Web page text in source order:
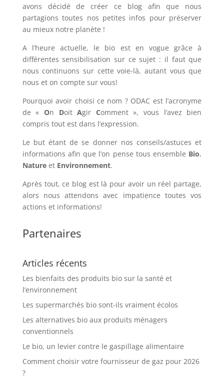
avons décidé de créer ce blog afin que nous
partagions toutes nos petites infos pour préserver
au mieux notre planète !
A l’heure actuelle, le bio est en vogue grâce à
différentes sensibilisation sur ce sujet : il faut que
nous continuons sur cette voie-là, autant vous que
nous et on compte sur vous!
Pourquoi avoir choisi ce nom ? ODAC est l’acronyme
de « On DoitAgir Comment », vous l’avez bien
compris tout est dans l’expression.
Le but étant de se donner nos conseils/astuces et
informations afin que l’on pense tous ensemble Bio,
Natureet Environnement.
Après tout, ce blog est là pour avoir un réel partage,
alors nous attendons avec impatience toutes vos
actions et informations!
Partenaires
Articles récents
Les bienfaits des produits bio sur la santé et
l’environnement
Les supermarchés bio sont-ils vraiment écolos
Les alternatives bio aux produits ménagers
conventionnels
Le bio, un levier contre le gaspillage alimentaire
Comment choisir votre fournisseur de gaz pour 2026
?